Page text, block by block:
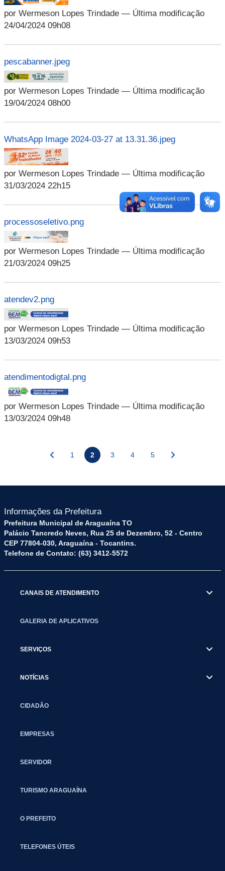
por Wermeson Lopes Trindade — Última modificação
24/04/2024 09h08
pescabanner.jpeg
por Wermeson Lopes Trindade — Última modificação
19/04/2024 08h00
WhatsApp Image 2024-03-27 at 13.31.36.jpeg
por Wermeson Lopes Trindade — Última modificação
31/03/2024 22h15
processoseletivo.png
por Wermeson Lopes Trindade — Última modificação
21/03/2024 09h25
atendev2.png
por Wermeson Lopes Trindade — Última modificação
13/03/2024 09h53
atendimentodigtal.png
por Wermeson Lopes Trindade — Última modificação
13/03/2024 09h48
1 2 3 4 5
Informações da Prefeitura
Prefeitura Municipal de Araguaína TO
Palácio Tancredo Neves, Rua 25 de Dezembro, 52 - Centro
CEP 77804-030, Araguaína - Tocantins.
Telefone de Contato: (63) 3412-5572
CANAIS DE ATENDIMENTO
GALERIA DE APLICATIVOS
SERVIÇOS
NOTÍCIAS
CIDADÃO
EMPRESAS
SERVIDOR
TURISMO ARAGUAÍNA
O PREFEITO
TELEFONES ÚTEIS